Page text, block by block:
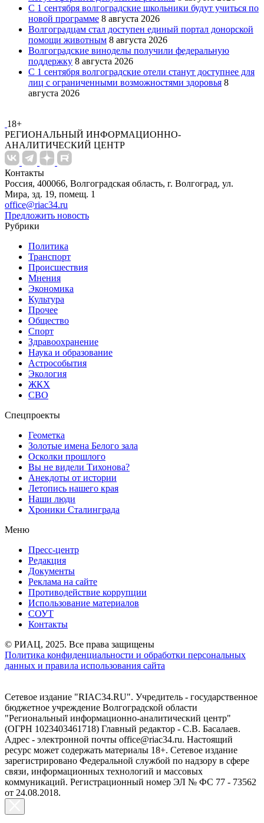
С 1 сентября волгоградские школьники будут учиться по
новой программе 8 августа 2026
Волгоградцам стал доступен единый портал донорской
помощи животным 8 августа 2026
Волгоградские виноделы получили федеральную
поддержку 8 августа 2026
С 1 сентября волгоградские отели станут доступнее для
лиц с ограниченными возможностями здоровья 8
августа 2026
18+
РЕГИОНАЛЬНЫЙ ИНФОРМАЦИОННО-
АНАЛИТИЧЕСКИЙ ЦЕНТР
Контакты
Россия, 400066, Волгоградская область, г. Волгоград, ул.
Мира, зд. 19, помещ. 1
office@riac34.ru
Предложить новость
Рубрики
Политика
Транспорт
Происшествия
Мнения
Экономика
Культура
Прочее
Общество
Спорт
Здравоохранение
Наука и образование
Астрособытия
Экология
ЖКХ
СВО
Спецпроекты
Геометка
Золотые имена Белого зала
Осколки прошлого
Вы не видели Тихонова?
Анекдоты от истории
Летопись нашего края
Наши люди
Хроники Сталинграда
Меню
Пресс-центр
Редакция
Документы
Реклама на сайте
Противодействие коррупции
Использование материалов
СОУТ
Контакты
© РИАЦ, 2025. Все права защищены
Политика конфиденциальности и обработки персональных
данных и правила использования сайта
Сетевое издание "RIAC34.RU". Учредитель - государственное
бюджетное учреждение Волгоградской области
"Региональный информационно-аналитический центр"
(ОГРН 1023403461718) Главный редактор - С.В. Басалаев.
Адрес - электронной почты office@riac34.ru. Настоящий
ресурс может содержать материалы 18+. Сетевое издание
зарегистрировано Федеральной службой по надзору в сфере
связи, информационных технологий и массовых
коммуникаций. Регистрационный номер ЭЛ № ФС 77 - 73562
от 24.08.2018.